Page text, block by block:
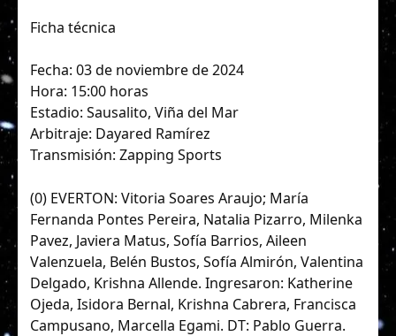
Ficha técnica
Fecha: 03 de noviembre de 2024
Hora: 15:00 horas
Estadio: Sausalito, Viña del Mar
Arbitraje: Dayared Ramírez
Transmisión: Zapping Sports
(0) EVERTON: Vitoria Soares Araujo; María
Fernanda Pontes Pereira, Natalia Pizarro, Milenka
Pavez, Javiera Matus, Sofía Barrios, Aileen
Valenzuela, Belén Bustos, Sofía Almirón, Valentina
Delgado, Krishna Allende. Ingresaron: Katherine
Ojeda, Isidora Bernal, Krishna Cabrera, Francisca
Campusano, Marcella Egami. DT: Pablo Guerra.